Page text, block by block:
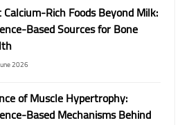
Rich Foods Beyond Milk:
Based Sources for Bone
2026
of Muscle Hypertrophy:
Based Mechanisms Behind